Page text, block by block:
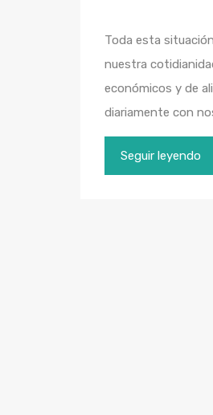
Toda esta
nuestra
económicos y de
diariamente con
Seguir leyendo